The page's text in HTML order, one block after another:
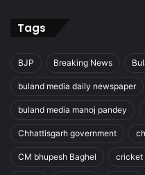
Tags
BJP Breaking News
buland media daily newspaper
buland media manoj pandey
Chhattisgarh government
CM bhupesh Baghel cricket